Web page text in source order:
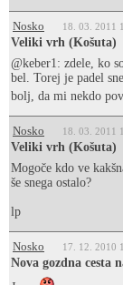
Nosko 18. 03. 2011
Veliki vrh (Košuta)
@keber1: zdele, ko
bel. Torej je padel
bolj, da mi nekdo
Nosko 18. 03. 2011
Veliki vrh (Košuta)
Mogoče kdo ve
še snega ostalo?
lp
Nosko 17. 12. 2010
Nova gozdna cesta